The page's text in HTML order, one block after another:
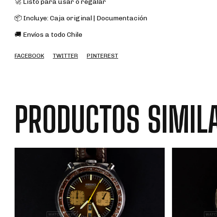
🚀 Listo para usar o regalar
📦 Incluye: Caja original | Documentación
🚚 Envíos a todo Chile
FACEBOOK TWITTER PINTEREST
PRODUCTOS